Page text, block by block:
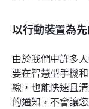
以行動裝置為
由於我們中許多
要在智慧型手機
線，也能快速且
的通知，不會讓